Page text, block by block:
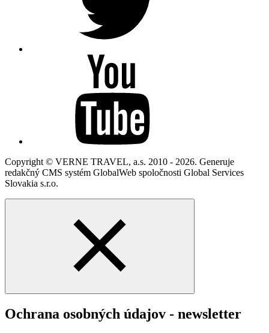
Copyright © VERNE TRAVEL, a.s. 2010 - 2026. Generuje
redakčný CMS systém GlobalWeb spoločnosti Global Services
Slovakia s.r.o.
Ochrana osobných údajov - newsletter